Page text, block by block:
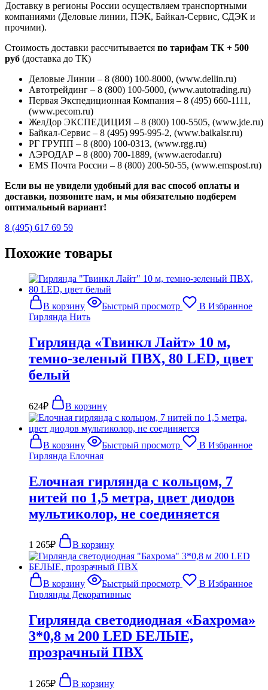
Доставку в регионы России осуществляем транспортными
компаниями (Деловые линии, ПЭК, Байкал-Сервис, СДЭК и
прочими).
Стоимость доставки рассчитывается по тарифам ТК + 500
руб (доставка до ТК)
Деловые Линии – 8 (800) 100-8000, (www.dellin.ru)
Автотрейдинг – 8 (800) 100-5000, (www.autotrading.ru)
Первая Экспедиционная Компания – 8 (495) 660-1111,
(www.pecom.ru)
ЖелДор ЭКСПЕДИЦИЯ – 8 (800) 100-5505, (www.jde.ru)
Байкал-Сервис – 8 (495) 995-995-2, (www.baikalsr.ru)
РГ ГРУПП – 8 (800) 100-0313, (www.rgg.ru)
АЭРОДАР – 8 (800) 700-1889, (www.aerodar.ru)
EMS Почта России – 8 (800) 200-50-55, (www.emspost.ru)
Если вы не увидели удобный для вас способ оплаты и
доставки, позвоните нам, и мы обязательно подберем
оптимальный вариант!
8 (495) 617 69 59
Похожие товары
В корзину Быстрый просмотр
В Избранное
Гирлянда Нить
Гирлянда «Твинкл Лайт» 10 м,
темно-зеленый ПВХ, 80 LED, цвет
белый
624₽ В корзину
В корзину Быстрый просмотр
В Избранное
Гирлянда Елочная
Елочная гирлянда с кольцом, 7
нитей по 1,5 метра, цвет диодов
мультиколор, не соединяется
1 265₽ В корзину
В корзину Быстрый просмотр
В Избранное
Гирлянды Декоративные
Гирлянда светодиодная «Бахрома»
3*0,8 м 200 LED БЕЛЫЕ,
прозрачный ПВХ
1 265₽ В корзину